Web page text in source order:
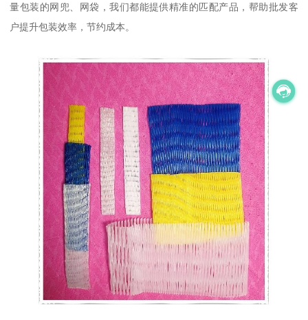
量包装的网兜、网袋，我们都能提供精准的匹配产品，帮助批发客
户提升包装效率，节约成本。